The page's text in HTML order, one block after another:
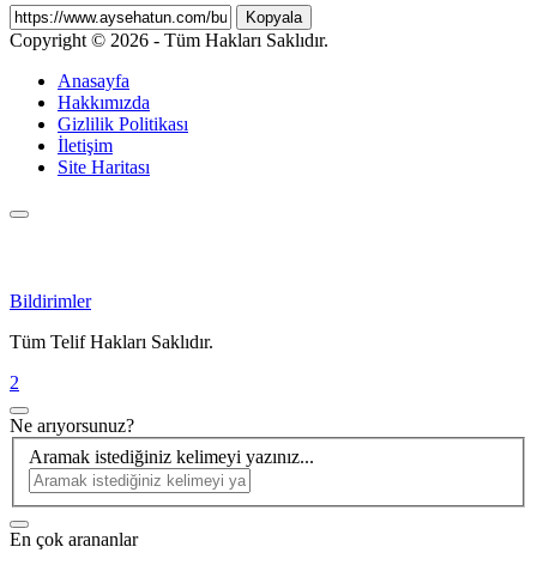
Kopyala
Copyright © 2026 - Tüm Hakları Saklıdır.
Anasayfa
Hakkımızda
Gizlilik Politikası
İletişim
Site Haritası
Bildirimler
Tüm Telif Hakları Saklıdır.
2
Ne arıyorsunuz?
Aramak istediğiniz kelimeyi yazınız...
En çok arananlar